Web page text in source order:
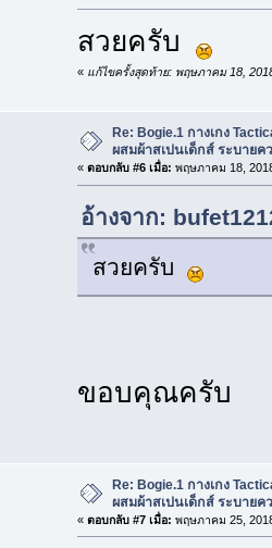
สวยครับ
« แก้ไขครั้งสุดท้าย: พฤษภาคม 18,
Re: Bogie.1 กางเกง
ผสมผ้าสเปนเด็กส์ ระบายค
« ตอบกลับ #6 เมื่อ: พฤษภาคม 18,
อ้างจาก:
สวยครับ
ขอบคุณครับ
Re: Bogie.1 กางเกง
ผสมผ้าสเปนเด็กส์ ระบายค
« ตอบกลับ #7 เมื่อ: พฤษภาคม 25,